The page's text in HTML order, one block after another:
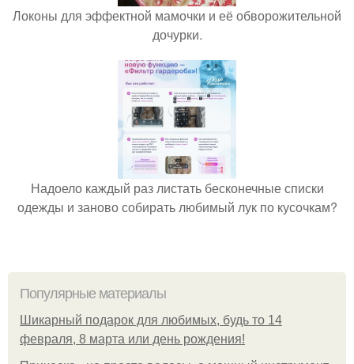
Локоны для эффектной мамочки и её обворожительной
дочурки.
Надоело каждый раз листать бесконечные списки
одежды и заново собирать любимый лук по кусочкам?
Популярные материалы
Шикарный подарок для любимых, будь то 14
февраля, 8 марта или день рождения!